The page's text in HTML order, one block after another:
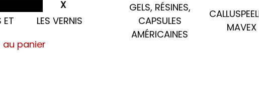
panier
ET LES VERNIS
GELS, RÉSINES,
CAPSULES
AMÉRICAINES
MAVEX